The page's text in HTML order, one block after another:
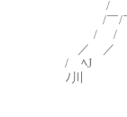
/ /
/￣/
/ /
／ ／
/ ﾍJ
ﾉ川